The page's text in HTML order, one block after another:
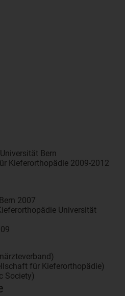
Bern
Kieferorthopädie 2009-2012
2007
Universität
für Kieferorthopädie)
Society)